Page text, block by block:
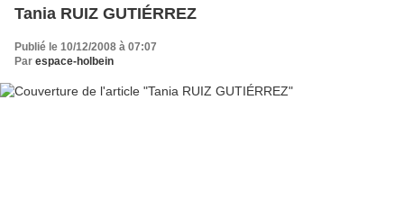
Tania RUIZ GUTIÉRREZ
Publié le 10/12/2008 à 07:07
Par espace-holbein